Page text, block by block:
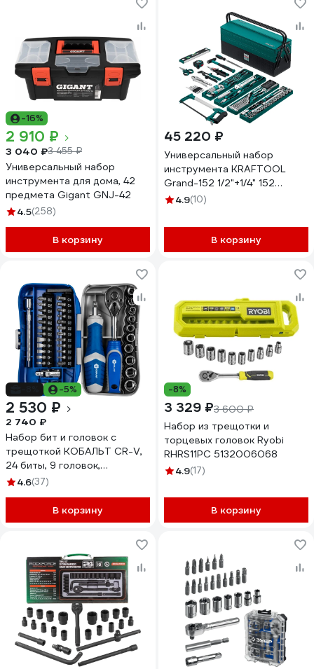
-16%
2 910 ₽
3 040 ₽3 455 ₽
Универсальный набор
инструмента для дома, 42
предмета Gigant GNJ-42
4.5(258)
В корзину
45 220 ₽
Универсальный набор
инструмента KRAFTOOL
Grand-152 1/2"+1/4" 152
предм., 27978-H152
4.9(10)
В корзину
-5%
2 530 ₽
2 740 ₽
Набор бит и головок с
трещоткой КОБАЛЬТ CR-V,
24 биты, 9 головок,
трещотка, отверточная
шарнир, держатель бит,
кейс+блистер, 39 предметов
4.6(37)
В корзину
-8%
3 329 ₽3 600 ₽
Набор из трещотки и
торцевых головок Ryobi
RHRS11PC 5132006068
4.9(17)
В корзину